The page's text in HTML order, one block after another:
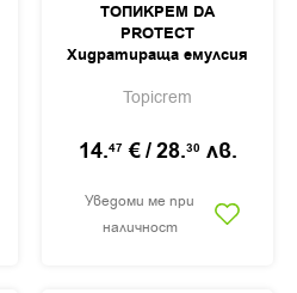
ТОПИКРЕМ DA
PROTECT
Хидратираща емулсия
Topicrem
14.47 €/28.30 лв.
Уведоми ме при
наличност